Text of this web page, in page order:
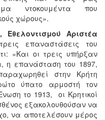
ντοκουμέντα που
χώρους».
Εθελοντισμού Αριστέα
επαναστάσεις του
«Και οι τρεις υπήρξαν
η επανάσταση του 1897,
στην Κρήτη
ύπατο αρμοστή τον
το 1913, οι Κρητικοί
εξακολουθούσαν να
να αποτελέσουν μέρος